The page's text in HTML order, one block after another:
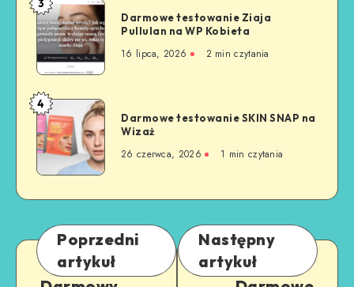
3
Darmowe testowanie Ziaja
Pullulan na WP Kobieta
16 lipca, 2026 2 min czytania
4
Darmowe testowanie SKIN SNAP na
Wizaż
26 czerwca, 2026 1 min czytania
Poprzedni
artykuł
Następny
artykuł